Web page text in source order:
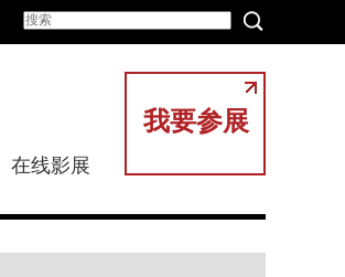
我要参展
在线影展